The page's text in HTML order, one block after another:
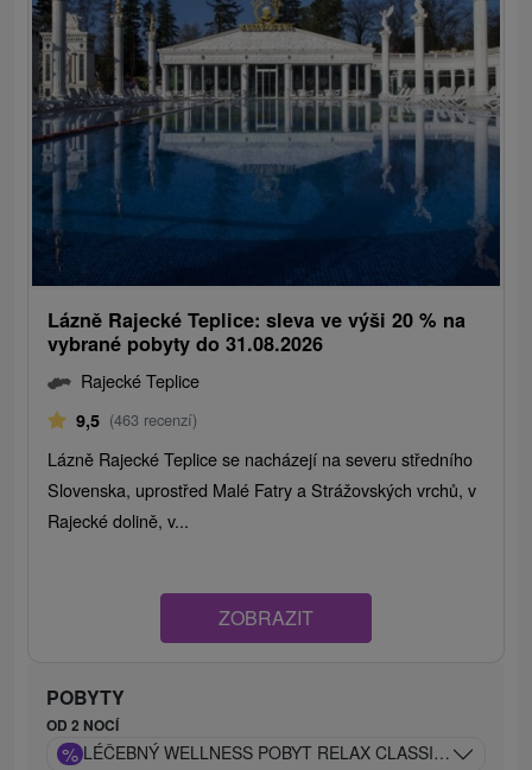
Lázně Rajecké Teplice: sleva ve výši 20 % na
vybrané pobyty do 31.08.2026
Rajecké Teplice
9,5 (463 recenzí)
Lázně Rajecké Teplice se nacházejí na severu středního
Slovenska, uprostřed Malé Fatry a Strážovských vrchů, v
Rajecké dolině, v...
ZOBRAZIT
POBYTY
OD 2 NOCÍ
% LÉČEBNÝ WELLNESS POBYT RELAX CLASSIC: